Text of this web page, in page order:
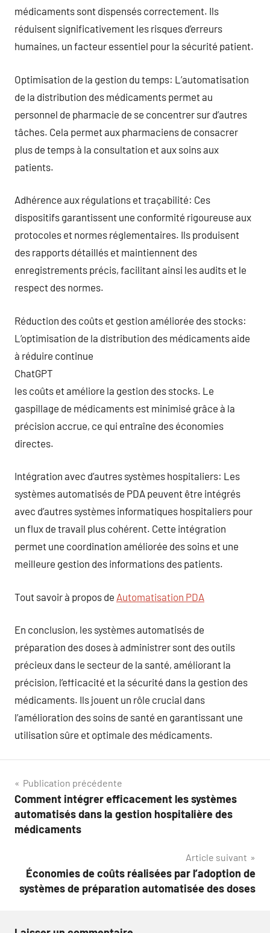
médicaments sont dispensés correctement. Ils
réduisent significativement les risques d’erreurs
humaines, un facteur essentiel pour la sécurité patient.
Optimisation de la gestion du temps: L’automatisation
de la distribution des médicaments permet au
personnel de pharmacie de se concentrer sur d’autres
tâches. Cela permet aux pharmaciens de consacrer
plus de temps à la consultation et aux soins aux
patients.
Adhérence aux régulations et traçabilité: Ces
dispositifs garantissent une conformité rigoureuse aux
protocoles et normes réglementaires. Ils produisent
des rapports détaillés et maintiennent des
enregistrements précis, facilitant ainsi les audits et le
respect des normes.
Réduction des coûts et gestion améliorée des stocks:
L’optimisation de la distribution des médicaments aide
à réduire continue
ChatGPT
les coûts et améliore la gestion des stocks. Le
gaspillage de médicaments est minimisé grâce à la
précision accrue, ce qui entraîne des économies
directes.
Intégration avec d’autres systèmes hospitaliers: Les
systèmes automatisés de PDA peuvent être intégrés
avec d’autres systèmes informatiques hospitaliers pour
un flux de travail plus cohérent. Cette intégration
permet une coordination améliorée des soins et une
meilleure gestion des informations des patients.
Tout savoir à propos de Automatisation PDA
En conclusion, les systèmes automatisés de
préparation des doses à administrer sont des outils
précieux dans le secteur de la santé, améliorant la
précision, l’efficacité et la sécurité dans la gestion des
médicaments. Ils jouent un rôle crucial dans
l’amélioration des soins de santé en garantissant une
utilisation sûre et optimale des médicaments.
Navigation
de
l’article
Publication précédente
Comment intégrer efficacement les systèmes
automatisés dans la gestion hospitalière des
médicaments
Article suivant
Économies de coûts réalisées par l’adoption de
systèmes de préparation automatisée des doses